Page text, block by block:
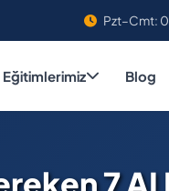
Pzt–Cmt:
Eğitimlerimiz Blog
7 AI